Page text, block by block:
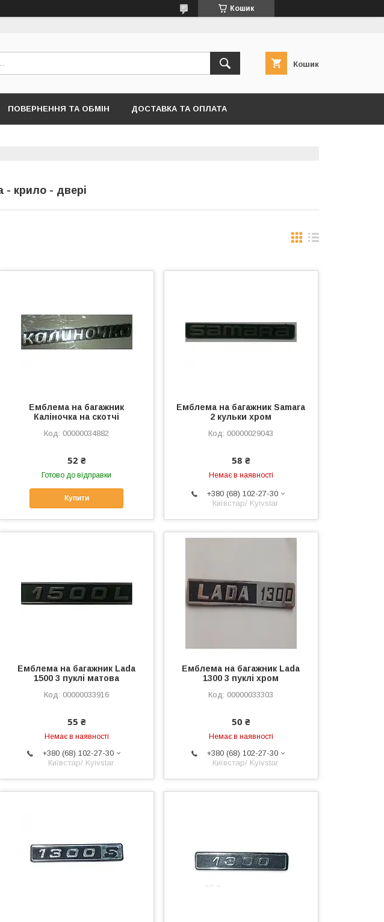
Кошик
Кошик
ПОВЕРНЕННЯ ТА ОБМІН ДОСТАВКА ТА ОПЛАТА
- крило - двері
Емблема на багажник
Каліночка на скотчі
00000034882
52 ₴
Готово до відправки
Купити
Емблема на багажник Samara
2 кульки хром
00000029043
58 ₴
Немає в наявності
+380 (68) 102-27-30
Київстар/ Kyivstar
Емблема на багажник Lada
1500 3 пуклі матова
00000033916
55 ₴
Немає в наявності
+380 (68) 102-27-30
Київстар/ Kyivstar
Емблема на багажник Lada
1300 3 пуклі хром
00000033303
50 ₴
Немає в наявності
+380 (68) 102-27-30
Київстар/ Kyivstar